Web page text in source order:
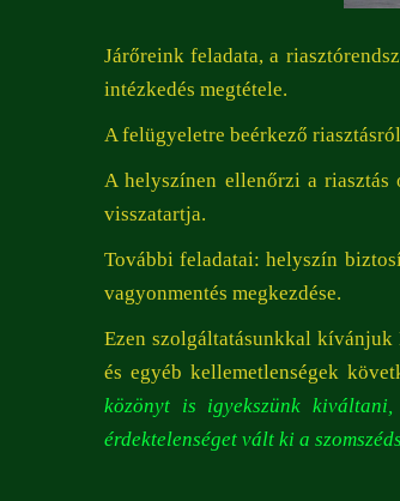
Járőreink feladata, a
intézkedés megtétele.
A felügyeletre beérkező
A helyszínen ellenőrzi a riasztás
visszatartja.
További feladatai: helyszín
vagyonmentés megkezdése.
Ezen szolgáltatásunkkal kívánjuk
és egyéb kellemetlenségek
közönyt is igyekszünk
érdektelenséget vált ki a